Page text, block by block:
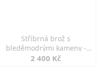
Stříbrná brož s
bleděmodrými kameny -
jemná elegance
2 400 Kč